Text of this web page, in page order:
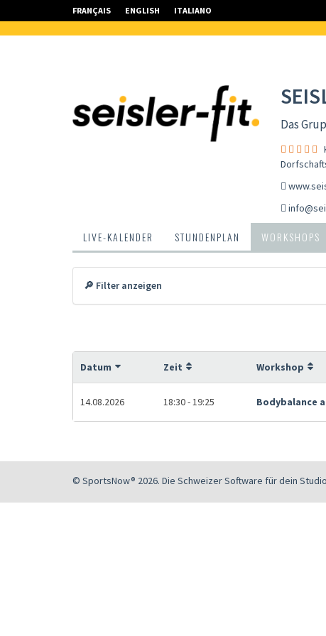
FRANÇAIS ENGLISH ITALIANO
Das
LIVE-KALENDER STUNDENPLAN WORKSHOPS
🔎 Filter anzeigen
Datum Zeit Workshop
14.08.2026 18:30 - 19:25 Bodybalance
© SportsNow® 2026. Die Schweizer Software für dein